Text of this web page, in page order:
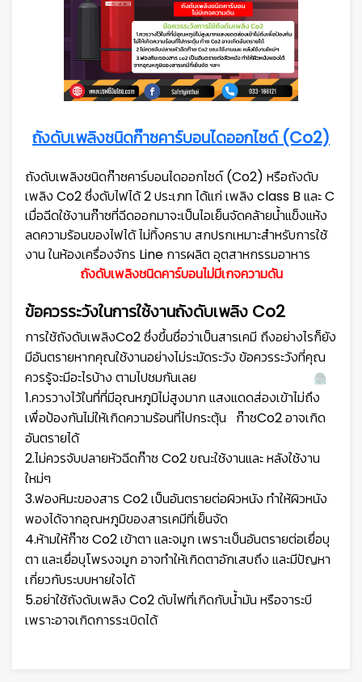
ถังดับเพลิงชนิดก๊าซคาร์บอนไดออกไซด์ (Co2)
ถังดับเพลิงชนิดก๊าซคาร์บอนไดออกไซด์ (Co2) หรือถังดับ
เพลิง Co2 ซึ่งดับไฟได้ 2 ประเภท ได้แก่ เพลิง class B และ C
เมื่อฉีดใช้งานก๊าซที่ฉีดออกมาจะเป็นไอเย็นจัดคล้ายน้ำแข็งแห้ง
ลดความร้อนของไฟได้ ไม่ทิ้งคราบ สกปรกเหมาะสำหรับการใช้
งาน ในห้องเครื่องจักร Line การผลิต อุตสาหกรรมอาหาร
ถังดับเพลิงชนิดคาร์บอนไม่มีเกจความดัน
ข้อควรระวังในการใช้งานถังดับเพลิง Co2
การใช้ถังดับเพลิงCo2 ซึ่งขึ้นชื่อว่าเป็นสารเคมี ถึงอย่างไรก็ยัง
มีอันตรายหากคุณใช้งานอย่างไม่ระมัดระวัง ข้อควรระวังที่คุณ
ควรรู้จะมีอะไรบ้าง ตามไปชมกันเลย
1.ควรวางไว้ในที่ที่มีอุณหภูมิไม่สูงมาก แสงแดดส่องเข้าไม่ถึง
เพื่อป้องกันไม่ให้เกิดความร้อนที่ไปกระตุ้น ก๊าซCo2 อาจเกิด
อันตรายได้
2.ไม่ควรจับปลายหัวฉีดก๊าซ Co2 ขณะใช้งานและ หลังใช้งาน
ใหม่ๆ
3.ฟองหิมะของสาร Co2 เป็นอันตรายต่อผิวหนัง ทำให้ผิวหนัง
พองได้จากอุณหภูมิของสารเคมีที่เย็นจัด
4.ห้ามให้ก๊าซ Co2 เข้าตา และจมูก เพราะเป็นอันตรายต่อเยื่อบุ
ตา และเยื่อบุโพรงจมูก อาจทำให้เกิดตาอักเสบถึง และมีปัญหา
เกี่ยวกับระบบหายใจได้
5.อย่าใช้ถังดับเพลิง Co2 ดับไฟที่เกิดกับน้ำมัน หรือจาระบี
เพราะอาจเกิดการระเบิดได้